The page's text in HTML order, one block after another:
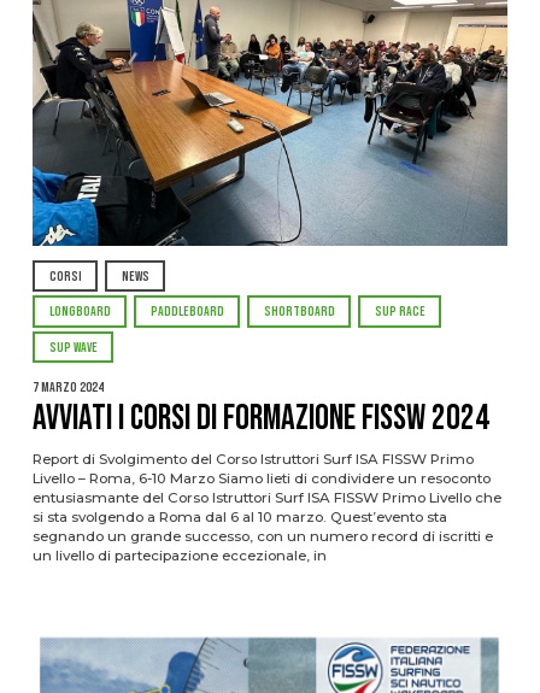
CORSI NEWS
LONGBOARD PADDLEBOARD SHORTBOARD SUP RACE
SUP WAVE
7 Marzo 2024
Avviati i Corsi di Formazione FISSW 2024
Report di Svolgimento del Corso Istruttori Surf ISA FISSW Primo
Livello – Roma, 6-10 Marzo Siamo lieti di condividere un resoconto
entusiasmante del Corso Istruttori Surf ISA FISSW Primo Livello che
si sta svolgendo a Roma dal 6 al 10 marzo. Quest’evento sta
segnando un grande successo, con un numero record di iscritti e
un livello di partecipazione eccezionale, in